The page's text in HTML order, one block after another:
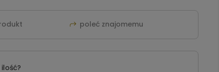
poleć znajomemu